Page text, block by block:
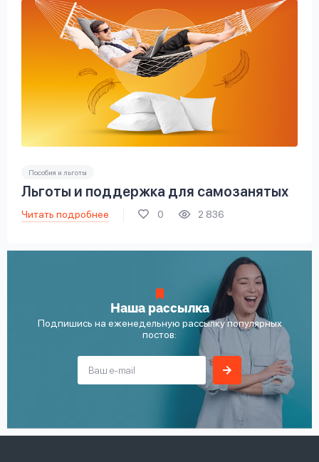
Пособия и льготы
Льготы и поддержка для самозанятых
Читать подробнее 0 2 836
Наша рассылка
Подпишись на еженедельную рассылку популярных
постов: